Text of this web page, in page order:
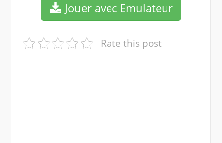
Jouer avec Emulateur
Rate this post